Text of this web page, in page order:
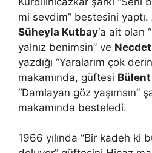
mi sevdim” bestesini yaptı.
Süheyla Kutbay‘a ait olan
yalnız benimsin” ve
yazdığı “Yaralarım çok
makamında, güftesi
“Damlayan göz yaşımsın”
makamında besteledi.
1966 yılında “Bir kadeh ki